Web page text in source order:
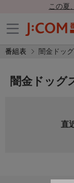
この夏
番組表 闇金ドッ
闇金ドッグ
直